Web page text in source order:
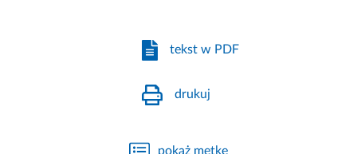
tekst w PDF
drukuj
pokaż metkę